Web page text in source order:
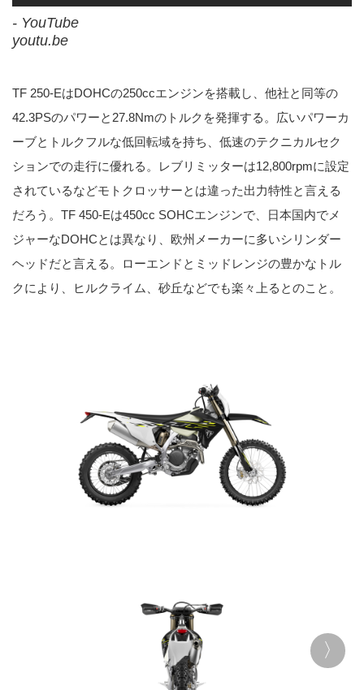
- YouTube
youtu.be
TF 250-EはDOHCの250ccエンジンを搭載し、他社と同等の
42.3PSのパワーと27.8Nmのトルクを発揮する。広いパワーカ
ーブとトルクフルな低回転域を持ち、低速のテクニカルセク
ションでの走行に優れる。レブリミッターは12,800rpmに設定
されているなどモトクロッサーとは違った出力特性と言える
だろう。TF 450-Eは450cc SOHCエンジンで、日本国内でメ
ジャーなDOHCとは異なり、欧州メーカーに多いシリンダー
ヘッドだと言える。ローエンドとミッドレンジの豊かなトル
クにより、ヒルクライム、砂丘などでも楽々上るとのこと。